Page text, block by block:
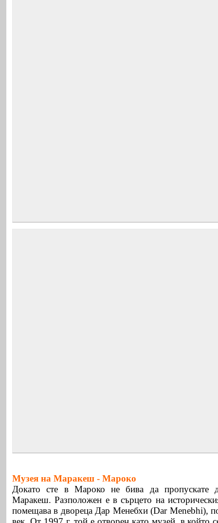
Музея на Маракеш - Мароко
Докато сте в Мароко не бива да пропускате
Маракеш. Разположен е в сърцето на
помещава в двореца Дар Менебхи (Dar Menebhi),